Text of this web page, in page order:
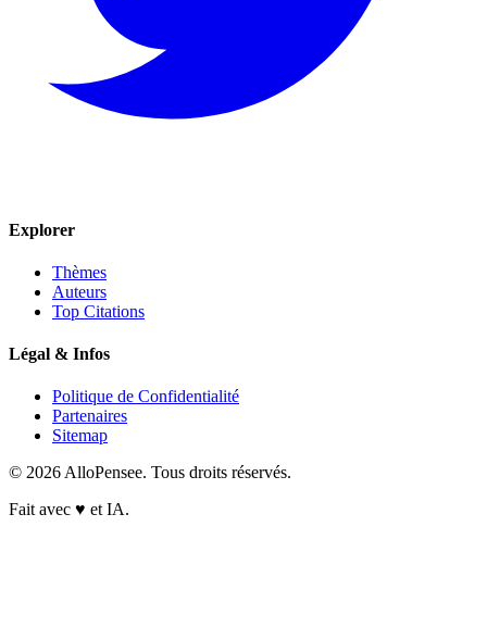
Explorer
Thèmes
Auteurs
Top Citations
Légal & Infos
Politique de Confidentialité
Partenaires
Sitemap
© 2026 AlloPensee. Tous droits réservés.
Fait avec ♥ et IA.